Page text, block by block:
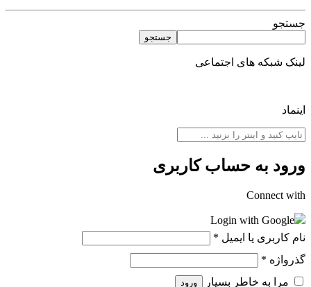
جستجو
شبکه های اجتماعی
به حساب کاربری
Connect
Login with Google
کاربری یا ایمیل*
*
مرا به خاطر بسپار
ورود